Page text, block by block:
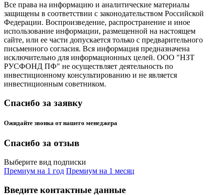
Все права на информацию и аналитические материалы
защищены в соответствии с законодательством Российской
Федерации. Воспроизведение, распространение и иное
использование информации, размещенной на настоящем
сайте, или ее части допускается только с предварительного
письменного согласия. Вся информация предназначена
исключительно для информационных целей. ООО "НЗТ
РУСФОНД ПФ" не осуществляет деятельность по
инвестиционному консультированию и не является
инвестиционным советником.
Спасибо за заявку
Ожидайте звонка от нашего менеджера
Спасибо за отзыв
Выберите вид подписки
Премиум на 1 год Премиум на 1 месяц
Введите контактные данные